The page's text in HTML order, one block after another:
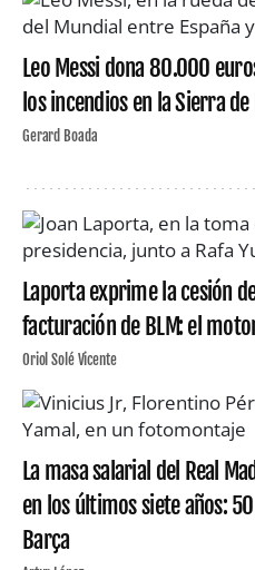
Leo Messi dona 80.000
los incendios en la Sierra
Gerard Boada
Laporta exprime la cesión
facturación de BLM: el
Oriol Solé Vicente
La masa salarial del Real
en los últimos siete años:
Barça